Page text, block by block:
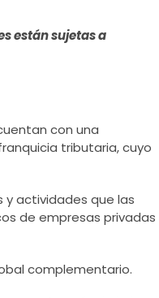
están sujetas a
con una
tributaria, cuyo
actividades que las
de empresas privadas
complementario.